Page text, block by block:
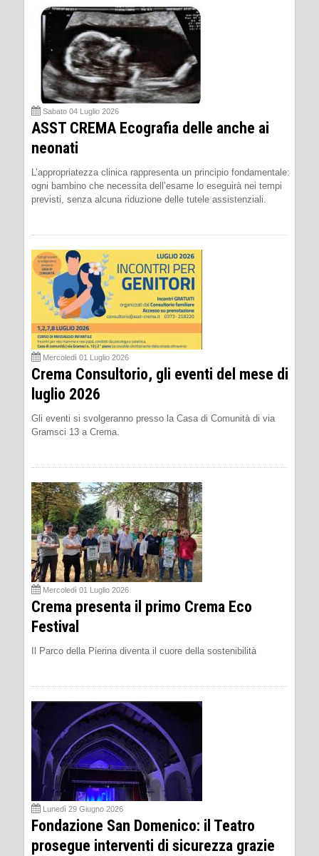
Sabato 04 Luglio 2026
ASST CREMA Ecografia delle anche ai
neonati
L’appropriatezza clinica rappresenta un principio fondamentale:
ogni bambino che necessita dell’esame lo eseguirà nei tempi
previsti, senza alcuna riduzione delle tutele assistenziali.
Mercoledì 01 Luglio 2026
Crema Consultorio, gli eventi del mese di
luglio 2026
Gli eventi si svolgeranno presso la Casa di Comunità di via
Gramsci 13 a Crema.
Mercoledì 01 Luglio 2026
Crema presenta il primo Crema Eco
Festival
Il Parco della Pierina diventa il cuore della sostenibilità
Lunedì 29 Giugno 2026
Fondazione San Domenico: il Teatro
prosegue interventi di sicurezza grazie